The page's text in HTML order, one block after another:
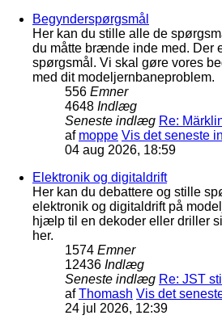
Begynderspørgsmål
Her kan du stille alle de
du måtte brænde inde med. Der
spørgsmål. Vi skal gøre vores
med dit modeljernbaneproblem.
556 Emner
4648 Indlæg
Seneste indlæg Re:
af moppe Vis det seneste
04 aug 2026, 18:59
Elektronik og digitaldrift
Her kan du debattere og stille
elektronik og digitaldrift på
hjælp til en dekoder eller driller
her.
1574 Emner
12436 Indlæg
Seneste indlæg Re: JST
afThomash Vis det
24 jul 2026, 12:39